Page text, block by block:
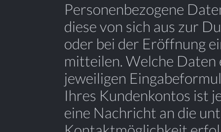
Personenbezogene
diese von sich aus zur
oder bei der Eröffnung
mitteilen. Welche Daten
jeweiligen
Ihres Kundenkontos ist
eine Nachricht an die